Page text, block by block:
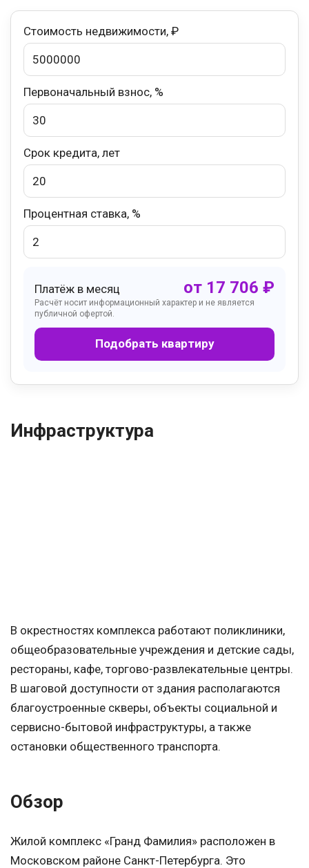
Стоимость недвижимости, ₽
Первоначальный взнос, %
Срок кредита, лет
Процентная ставка, %
Платёж в месяц от 17 706 ₽
Расчёт носит информационный характер и не является
публичной офертой.
Подобрать квартиру
Инфраструктура
В окрестностях комплекса работают поликлиники,
общеобразовательные учреждения и детские сады,
рестораны, кафе, торгово-развлекательные центры.
В шаговой доступности от здания располагаются
благоустроенные скверы, объекты социальной и
сервисно-бытовой инфраструктуры, а также
остановки общественного транспорта.
Обзор
Жилой комплекс «Гранд Фамилия» расположен в
Московском районе Санкт-Петербурга. Это